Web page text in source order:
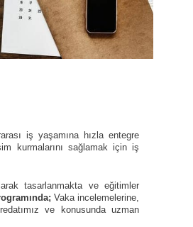
iş yaşamına hızla entegre
kurmalarını sağlamak için iş
tasarlanmakta ve eğitimler
Vaka incelemelerine,
ve konusunda uzman